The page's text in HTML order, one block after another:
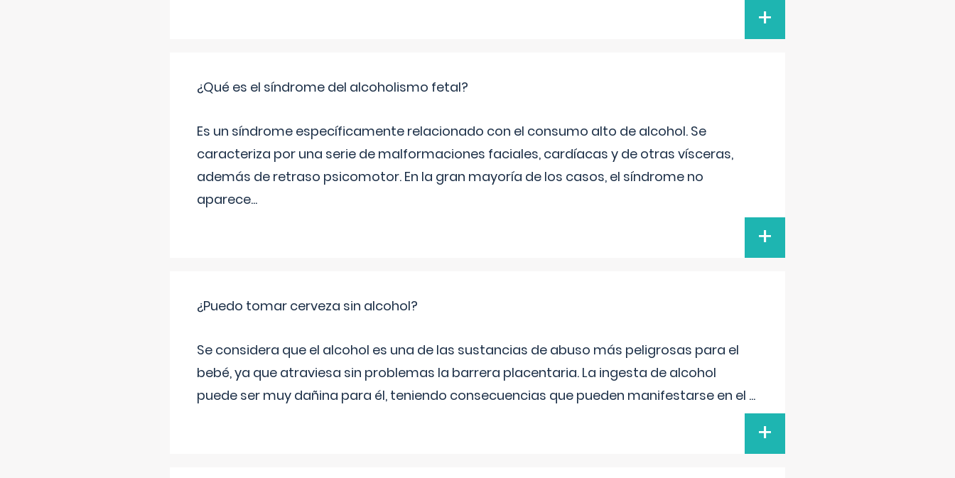
+
¿Qué es el síndrome del alcoholismo fetal?
Es un síndrome específicamente relacionado con el consumo alto de alcohol. Se
caracteriza por una serie de malformaciones faciales, cardíacas y de otras vísceras,
además de retraso psicomotor. En la gran mayoría de los casos, el síndrome no
aparece...
+
¿Puedo tomar cerveza sin alcohol?
Se considera que el alcohol es una de las sustancias de abuso más peligrosas para el
bebé, ya que atraviesa sin problemas la barrera placentaria. La ingesta de alcohol
puede ser muy dañina para él, teniendo consecuencias que pueden manifestarse en el ...
+